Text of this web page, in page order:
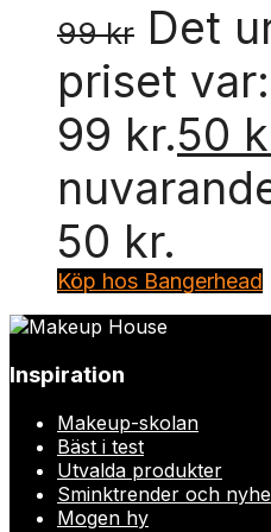
99kr Det
priset var:
99 kr.50
50 kr.
Köp hos Bangerhead
Inspiration
Makeup-skolan
Bäst i test
Utvalda produkter
Sminktrender och
Mogen hy